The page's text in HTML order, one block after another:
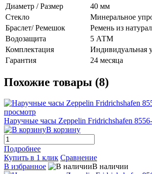
Диаметр / Размер
40 мм
Стекло
Минеральное
Браслет/ Ремешок
Ремень из
Водозащита
5 АТМ
Комплектация
Индивидуальная
Гарантия
24 месяца
Похожие товары (8)
просмотр
Наручные часы Zeppelin Fridrichshafen
В корзину
Подробнее
Купить в 1 клик Сравнение
В избранное
В наличии